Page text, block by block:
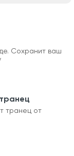
Сохранит ваш
транец от